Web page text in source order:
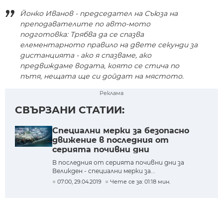
Йонко Иванов - председател на Съюза на
преподавателите по авто-мото
подготовка: Трябва да се спазва
елементарното правило на двете секунди за
дистанцията - ако я спазваме, ако
предвиждаме водата, която се стича по
пътя, нещата ще си дойдат на мястото.
Реклама
СВЪРЗАНИ СТАТИИ:
Специални мерки за безопасно
движение в последния от
серията почивни дни
В последния от серията почивни дни за
Великден - специални мерки за...
07:00, 29.04.2019 Чете се за: 01:18 мин.